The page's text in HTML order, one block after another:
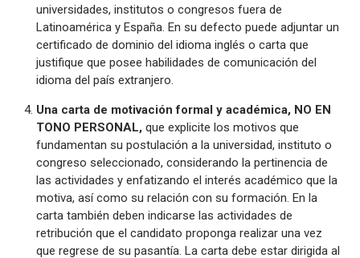
universidades, institutos o congresos fuera de
Latinoamérica y España. En su defecto puede adjuntar un
certificado de dominio del idioma inglés o carta que
justifique que posee habilidades de comunicación del
idioma del país extranjero.
Una carta de motivación formal y académica, NO EN
TONO PERSONAL, que explicite los motivos que
fundamentan su postulación a la universidad, instituto o
congreso seleccionado, considerando la pertinencia de
las actividades y enfatizando el interés académico que la
motiva, así como su relación con su formación. En la
carta también deben indicarse las actividades de
retribución que el candidato proponga realizar una vez
que regrese de su pasantía. La carta debe estar dirigida al